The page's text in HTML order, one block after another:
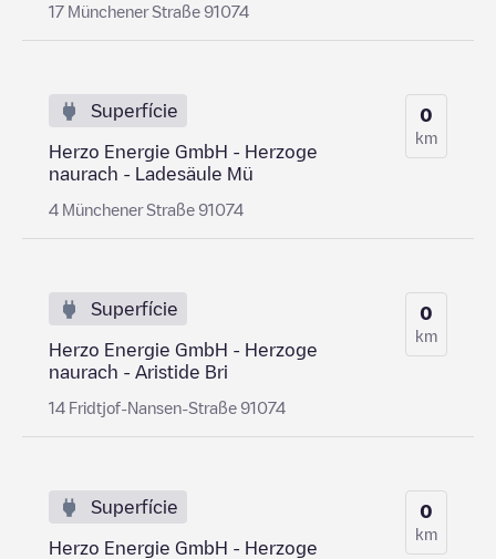
17 Münchener Straße 91074
Superfície
Herzo Energie GmbH - Herzoge
naurach - Ladesäule Mü
4 Münchener Straße 91074
0
km
Superfície
Herzo Energie GmbH - Herzoge
naurach - Aristide Bri
14 Fridtjof-Nansen-Straße 91074
0
km
Superfície
Herzo Energie GmbH - Herzoge
0
km